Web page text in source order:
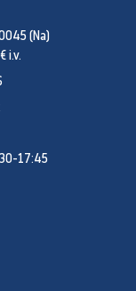
(Na)
i.v.
17:45